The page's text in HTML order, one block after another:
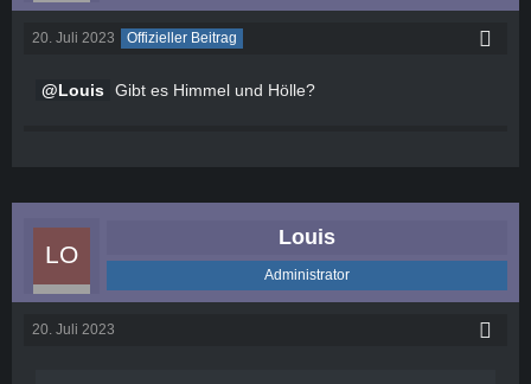
20. Juli 2023 Offizieller Beitrag
Louis Gibt es Himmel und Hölle?
Louis
Administrator
20. Juli 2023